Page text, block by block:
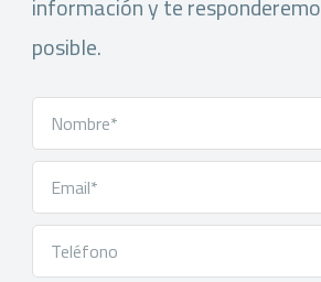
información y te
posible.